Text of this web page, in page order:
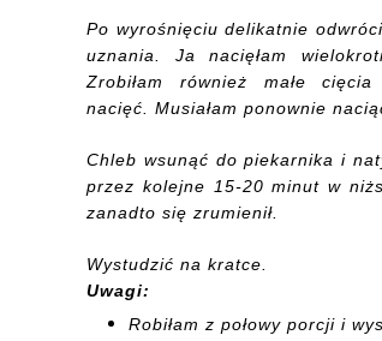
Po wyrośnięciu delikatnie
uznania. Ja nacięłam
Zrobiłam również małe
nacięć. Musiałam ponownie nacią
Chleb wsunąć do piekarnika i
przez kolejne 15-20 minut w
zanadto się zrumienił.
Wystudzić na kratce.
Uwagi:
Robiłam z połowy porcji i